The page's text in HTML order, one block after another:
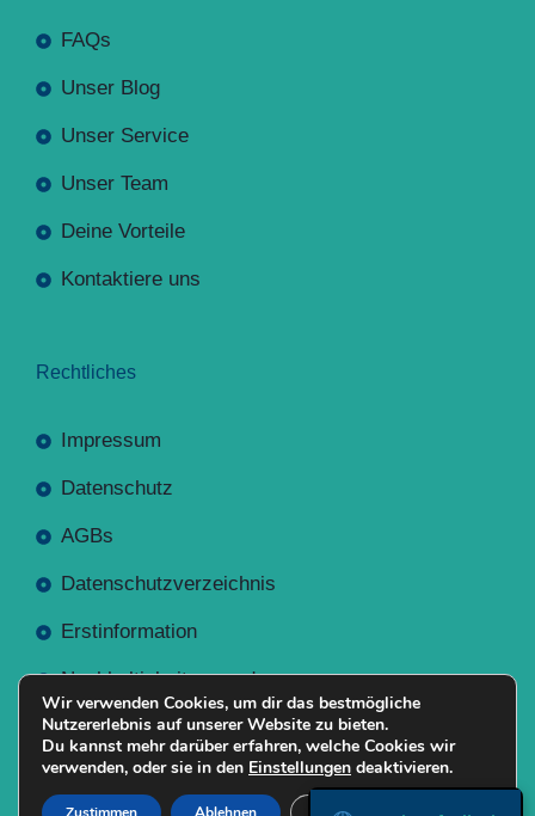
FAQs
Unser Blog
Unser Service
Unser Team
Deine Vorteile
Kontaktiere uns
Rechtliches
Impressum
Datenschutz
AGBs
Datenschutzverzeichnis
Erstinformation
Nachhaltigkeitsverordnung
Mit Erstellt NR-Webservices.de
Wir verwenden Cookies, um dir das bestmögliche
Nutzererlebnis auf unserer Website zu bieten.
Du kannst mehr darüber erfahren, welche Cookies wir
verwenden, oder sie in den Einstellungen deaktivieren.